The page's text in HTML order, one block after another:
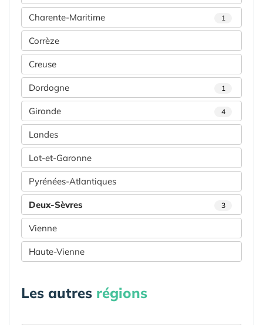
Charente-Maritime 1
Corrèze
Creuse
Dordogne 1
Gironde 4
Landes
Lot-et-Garonne
Pyrénées-Atlantiques
Deux-Sèvres 3
Vienne
Haute-Vienne
Les autres régions